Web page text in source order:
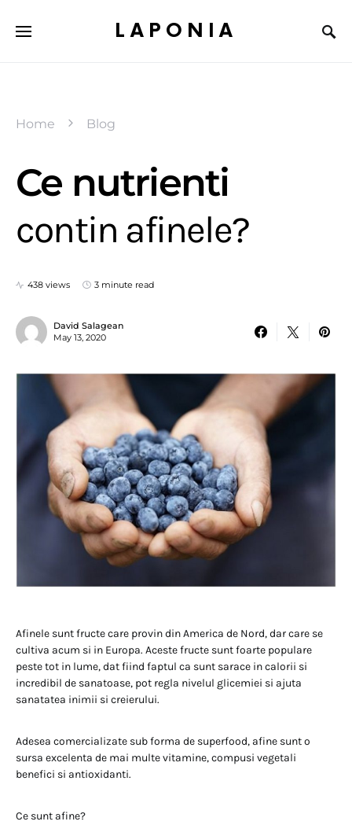
LAPONIA
Home Blog
Ce nutrienti
contin afinele?
438 views 3 minute read
David Salagean
May 13, 2020
Afinele sunt fructe care provin din America de Nord, dar care se
cultiva acum si in Europa. Aceste fructe sunt foarte populare
peste tot in lume, dat fiind faptul ca sunt sarace in calorii si
incredibil de sanatoase, pot regla nivelul glicemiei si ajuta
sanatatea inimii si creierului.
Adesea comercializate sub forma de superfood, afine sunt o
sursa excelenta de mai multe vitamine, compusi vegetali
benefici si antioxidanti.
Ce sunt afine?